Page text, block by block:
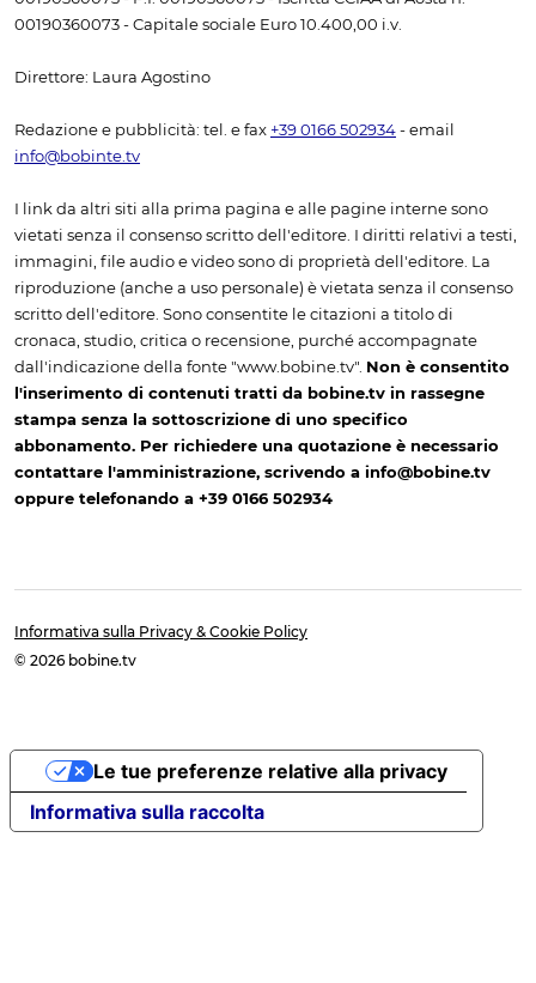
00190360073 - Capitale sociale Euro 10.400,00 i.v.
Direttore: Laura Agostino
Redazione e pubblicità: tel. e fax +39 0166 502934 - email
info@bobinte.tv
I link da altri siti alla prima pagina e alle pagine interne sono
vietati senza il consenso scritto dell'editore. I diritti relativi a testi,
immagini, file audio e video sono di proprietà dell'editore. La
riproduzione (anche a uso personale) è vietata senza il consenso
scritto dell'editore. Sono consentite le citazioni a titolo di
cronaca, studio, critica o recensione, purché accompagnate
dall'indicazione della fonte "www.bobine.tv". Non è consentito
l'inserimento di contenuti tratti da bobine.tv in rassegne
stampa senza la sottoscrizione di uno specifico
abbonamento. Per richiedere una quotazione è necessario
contattare l'amministrazione, scrivendo a info@bobine.tv
oppure telefonando a +39 0166 502934
Informativa sulla Privacy & Cookie Policy
© 2026 bobine.tv
Informativa sulla raccolta
Le tue preferenze relative alla privacy